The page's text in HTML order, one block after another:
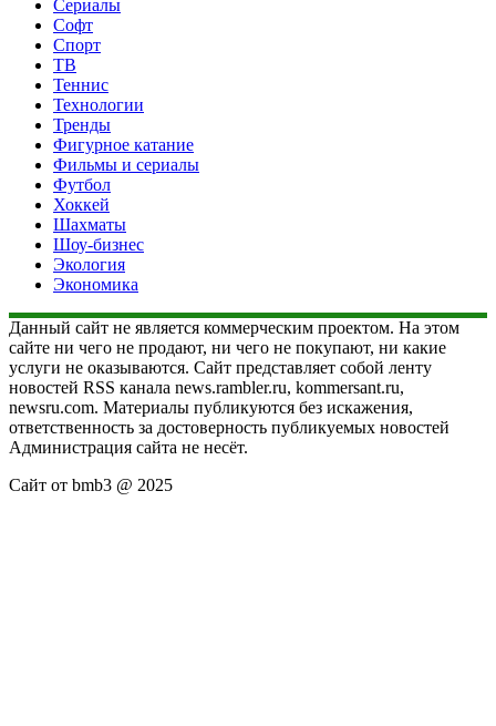
Сериалы
Софт
Спорт
ТВ
Теннис
Технологии
Тренды
Фигурное катание
Фильмы и сериалы
Футбол
Хоккей
Шахматы
Шоу-бизнес
Экология
Экономика
Данный сайт не является коммерческим проектом. На этом
сайте ни чего не продают, ни чего не покупают, ни какие
услуги не оказываются. Сайт представляет собой ленту
новостей RSS канала news.rambler.ru, kommersant.ru,
newsru.com. Материалы публикуются без искажения,
ответственность за достоверность публикуемых новостей
Администрация сайта не несёт.
Сайт от bmb3 @ 2025